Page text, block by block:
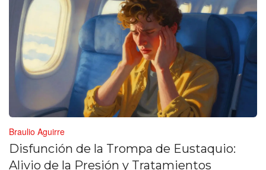
Braulio Aguirre
Disfunción de la Trompa de Eustaquio:
Alivio de la Presión y Tratamientos